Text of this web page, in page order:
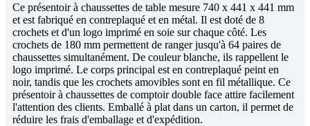
Ce présentoir à chaussettes de table mesure 740 x 441 x 441 mm
et est fabriqué en contreplaqué et en métal. Il est doté de 8
crochets et d'un logo imprimé en soie sur chaque côté. Les
crochets de 180 mm permettent de ranger jusqu'à 64 paires de
chaussettes simultanément. De couleur blanche, ils rappellent le
logo imprimé. Le corps principal est en contreplaqué peint en
noir, tandis que les crochets amovibles sont en fil métallique. Ce
présentoir à chaussettes de comptoir double face attire facilement
l'attention des clients. Emballé à plat dans un carton, il permet de
réduire les frais d'emballage et d'expédition.